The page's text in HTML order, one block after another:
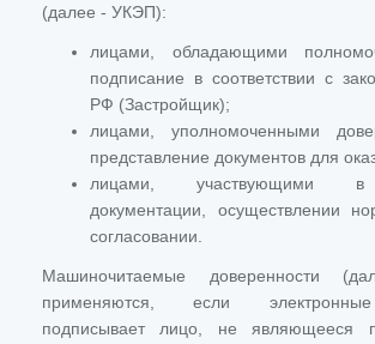
(далее - УКЭП):
лицами, обладающими
подписание в соответствии с
РФ (Застройщик);
лицами, уполномоченными
представление документов для
лицами, участвующими в
документации, осуществлении
согласовании.
Машиночитаемые доверенности
применяются, если
подписывает лицо, не являющееся